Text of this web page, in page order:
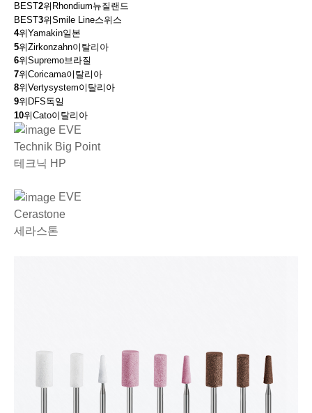
BEST2위 Rhondium뉴질랜드
BEST3위Smile Line스위스
4위Yamakin일본
5위Zirkonzahn이탈리아
6위Supremo브라질
7위Coricama이탈리아
8위Vertysystem이탈리아
9위 DFS독일
10위Cato이탈리아
EVE
Technik Big Point
테크닉 HP
EVE
Cerastone
세라스톤